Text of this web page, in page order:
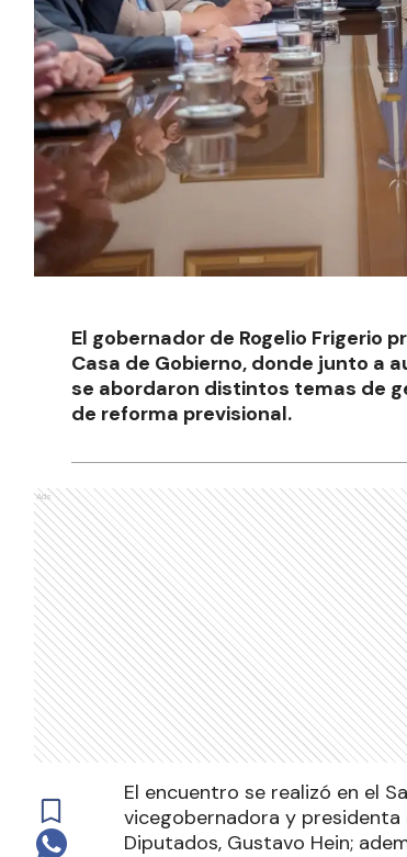
El gobernador de Rogelio Frigerio
Casa de Gobierno, donde junto a
se abordaron distintos temas de
de reforma previsional.
Ads
El encuentro se realizó en el
vicegobernadora y presidenta
Diputados, Gustavo Hein;